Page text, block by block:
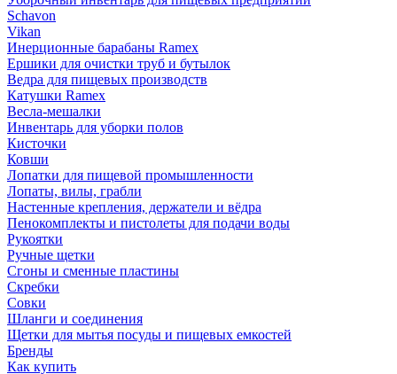
Schavon
Vikan
Инерционные барабаны Ramex
Ершики для очистки труб и бутылок
Ведра для пищевых производств
Катушки Ramex
Весла-мешалки
Инвентарь для уборки полов
Кисточки
Ковши
Лопатки для пищевой промышленности
Лопаты, вилы, грабли
Настенные крепления, держатели и вёдра
Пенокомплекты и пистолеты для подачи воды
Рукоятки
Ручные щетки
Сгоны и сменные пластины
Скребки
Совки
Шланги и соединения
Щетки для мытья посуды и пищевых емкостей
Бренды
Как купить